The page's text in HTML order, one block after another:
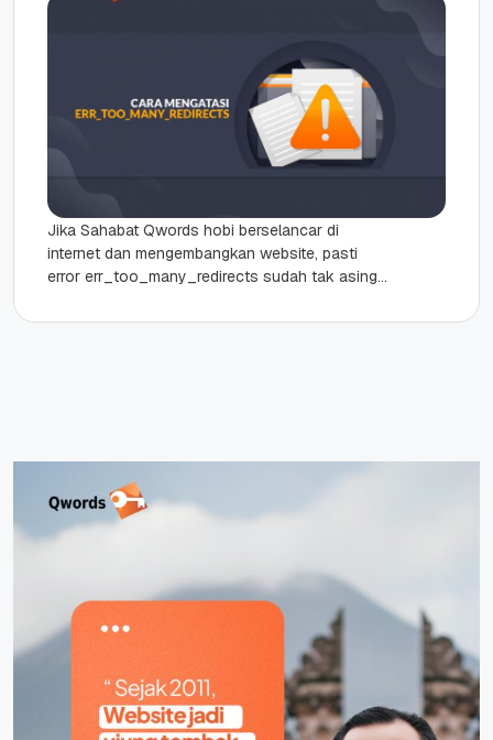
Jika Sahabat Qwords hobi berselancar di
internet dan mengembangkan website, pasti
error err_too_many_redirects sudah tak asing
situs...